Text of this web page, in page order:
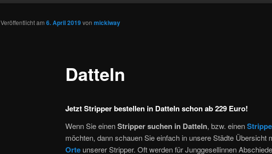
Datteln
Veröffentlicht am 6. April 2019von mickiway
Jetzt Stripper bestellen in Datteln schon ab 229 Euro!
Wenn Sie einenStripper suchen in Datteln, bzw. einen
möchten, dann schauen Sie einfach in unsere Städte Übersicht
Orteunserer Stripper. Oft werden für Junggesellinnen Abschiede